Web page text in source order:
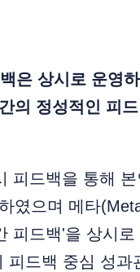
은 상시로 운영
의 정성적인 피
피드백을 통해
였으며 메타
피드백'을 상시
드백 중심 성